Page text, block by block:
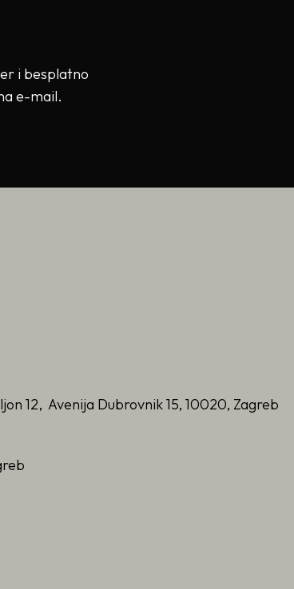
i besplatno
e-mail.
12, Avenija Dubrovnik 15, 10020, Zagreb